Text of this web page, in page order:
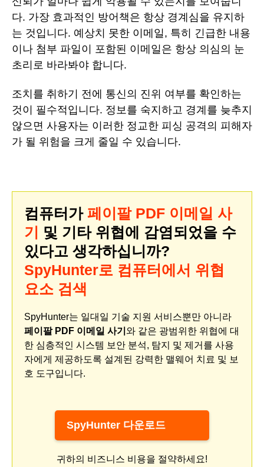
다. 가장 효과적인 방어책은 항상 경계심을 유지하
는 것입니다. 예상치 못한 이메일, 특히 긴급한 내용
이나 첨부 파일이 포함된 이메일은 항상 의심의 눈
초리로 바라봐야 합니다.
조치를 취하기 전에 통신의 진위 여부를 확인하는
것이 필수적입니다. 정보를 숙지하고 경계를 늦추지
않으면 사용자는 이러한 정교한 피싱 공격의 피해자
가 될 위험을 크게 줄일 수 있습니다.
컴퓨터가 페이팔 PDF 이메일 사
기
및 기타 위협에 감염되었을 수
있다고 생각하십니까?
SpyHunter로 컴퓨터에서 위협
요소 검색
SpyHunter는 일대일 기술 지원 서비스뿐만 아니라
페이팔 PDF 이메일 사기 와 같은 광범위한 위협에 대
한 심층적인 시스템 보안 분석, 탐지 및 제거를 사용
자에게 제공하도록 설계된 강력한 맬웨어 치료 및 보
호 도구입니다.
SpyHunter 다운로드
귀하의 비즈니스 비용을 절약하세요!